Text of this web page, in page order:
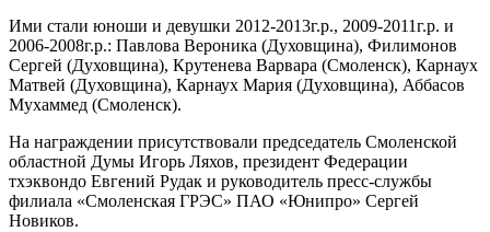
Ими стали юноши и девушки 2012-2013г.р., 2009-2011г.р. и
2006-2008г.р.: Павлова Вероника (Духовщина), Филимонов
Сергей (Духовщина), Крутенева Варвара (Смоленск), Карнаух
Матвей (Духовщина), Карнаух Мария (Духовщина), Аббасов
Мухаммед (Смоленск).
На награждении присутствовали председатель Смоленской
областной Думы Игорь Ляхов, президент Федерации
тхэквондо Евгений Рудак и руководитель пресс-службы
филиала «Смоленская ГРЭС» ПАО «Юнипро» Сергей
Новиков.